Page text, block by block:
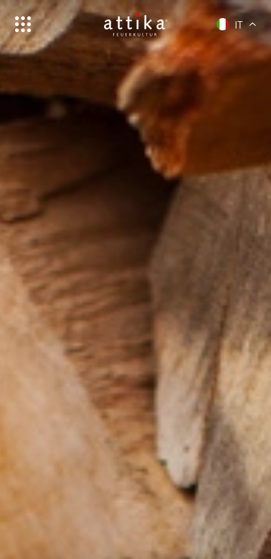
Schweiz | Deutsch
Suisse | français
Svizzera | italiano
Switzerland | english
Deutschland | Deutsch
Österreich | Deutsch
Frankreich | Deutsch
France | français
Italien | Deutsch
IT